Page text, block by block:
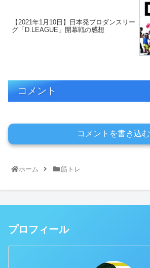
【2021年1月10日】日本発プロダンスリー
グ「D.LEAGUE」開幕戦の感想
コメント
コメントを書き込む
ホーム 筋トレ
プロフィール